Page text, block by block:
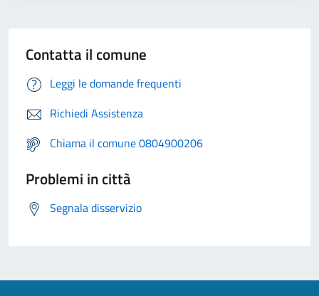
Contatta il comune
Leggi le domande frequenti
Richiedi Assistenza
Chiama il comune 0804900206
Problemi in città
Segnala disservizio